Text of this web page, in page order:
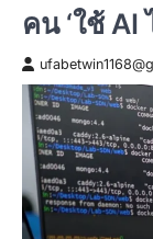
คน ‘ใช้ AI